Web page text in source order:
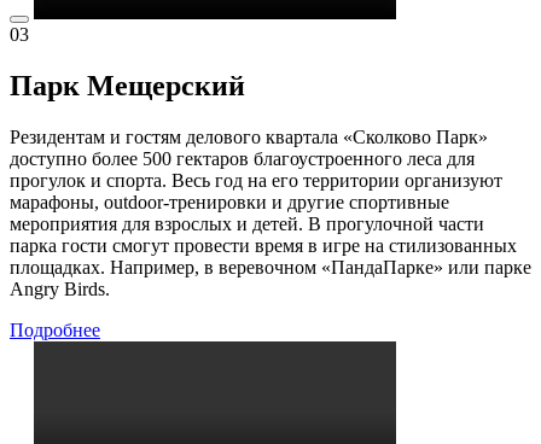
03
Парк Мещерский
Резидентам и гостям делового квартала «Сколково Парк»
доступно более 500 гектаров благоустроенного леса для
прогулок и спорта. Весь год на его территории организуют
марафоны, outdoor-тренировки и другие спортивные
мероприятия для взрослых и детей. В прогулочной части
парка гости смогут провести время в игре на стилизованных
площадках. Например, в веревочном «ПандаПарке» или парке
Angry Birds.
Подробнее